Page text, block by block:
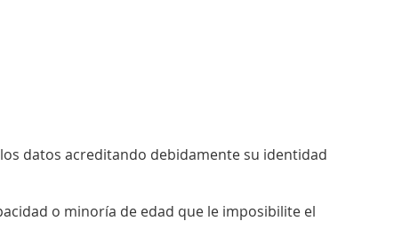
datos acreditando debidamente su identidad
o minoría de edad que le imposibilite el